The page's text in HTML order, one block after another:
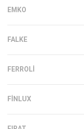
EMKO
FALKE
FERROLI
FINLUX